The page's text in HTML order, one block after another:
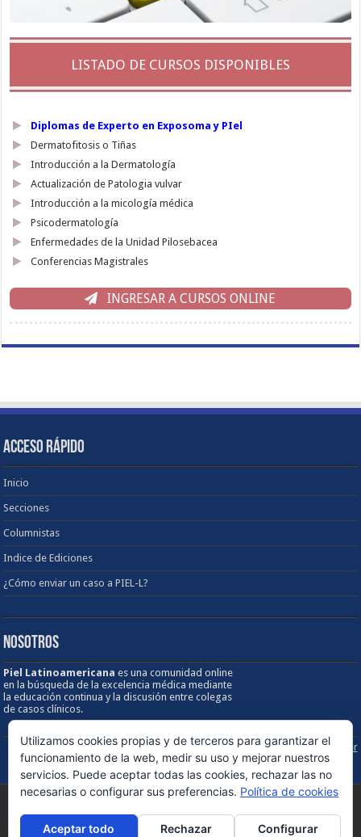
LISTADO DE CURSOS DISPONIBLES
Diplomas de Experto en Exposoma y PIel
Dermatofitosis o Tiñas
Introducción a la Dermatología
Actualización de Patologia vulvar
Introducción a la micología médica
Psicodermatología
Enfermedades de la Unidad Pilosebacea
Conferencias Magistrales
INGRESAR A CURSOS ONLINE
ACCESO RÁPIDO
Inicio
Secciones
Columnistas
Indice de Ediciones
¿Cómo enviar un caso a PIEL-L?
NOSOTROS
Piel Latinoamericanaes una comunidad online
en la búsqueda de la excelencia médica mediante
la educación continua y la discusión entre colegas
de casos clínicos.
Sobre los Derechos de Autor / Disclaimer
© Copyright 1998 - 2026, PIEL Latinoamericana. Todos los derechos
Utilizamos cookies propias y de terceros para garantizar el
funcionamiento de la web, medir su uso y mejorar nuestros
servicios. Puede aceptar todas las cookies, rechazar las no
necesarias o configurar sus preferencias. Política de cookies
Aceptar todo Rechazar Configurar